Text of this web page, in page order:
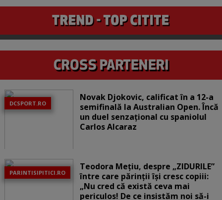
DCSPORT.RO
Novak Djokovic, calificat în a 12-a
semifinală la Australian Open. Încă
un duel senzațional cu spaniolul
Carlos Alcaraz
PARINTISIPITICI.RO
Teodora Mețiu, despre „ZIDURILE”
între care părinții își cresc copiii:
„Nu cred că există ceva mai
periculos! De ce insistăm noi să-i